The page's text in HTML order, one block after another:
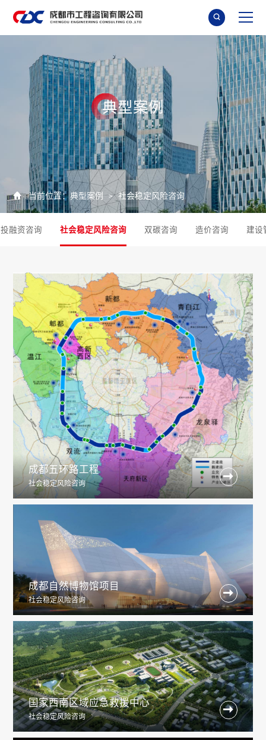

典型案例
 当前位置： 典型案例 > 社会稳定风险咨询
投融资咨询 社会稳定风险咨询 双碳咨询 造价咨询 建设
成都五环路工程
社会稳定风险咨询

成都自然博物馆项目
社会稳定风险咨询

国家西南区域应急救援中心
社会稳定风险咨询
